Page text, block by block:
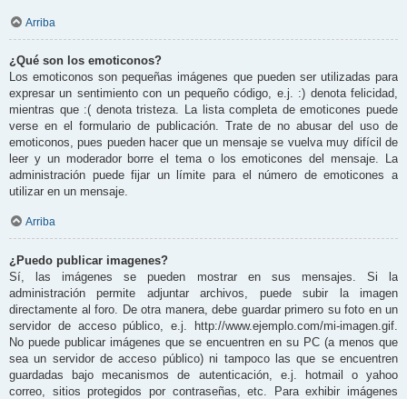
Arriba
¿Qué son los emoticonos?
Los emoticonos son pequeñas imágenes que pueden ser utilizadas para
expresar un sentimiento con un pequeño código, e.j. :) denota felicidad,
mientras que :( denota tristeza. La lista completa de emoticones puede
verse en el formulario de publicación. Trate de no abusar del uso de
emoticonos, pues pueden hacer que un mensaje se vuelva muy difícil de
leer y un moderador borre el tema o los emoticones del mensaje. La
administración puede fijar un límite para el número de emoticones a
utilizar en un mensaje.
Arriba
¿Puedo publicar imagenes?
Sí, las imágenes se pueden mostrar en sus mensajes. Si la
administración permite adjuntar archivos, puede subir la imagen
directamente al foro. De otra manera, debe guardar primero su foto en un
servidor de acceso público, e.j. http://www.ejemplo.com/mi-imagen.gif.
No puede publicar imágenes que se encuentren en su PC (a menos que
sea un servidor de acceso público) ni tampoco las que se encuentren
guardadas bajo mecanismos de autenticación, e.j. hotmail o yahoo
correo, sitios protegidos por contraseñas, etc. Para exhibir imágenes